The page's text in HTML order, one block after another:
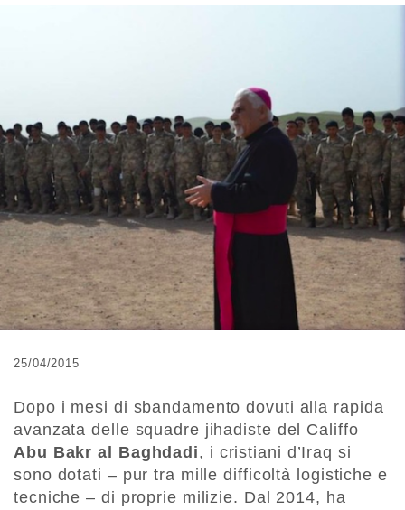
25/04/2015
Dopo i mesi di sbandamento dovuti alla rapida
avanzata delle squadre jihadiste del Califfo
Abu Bakr al Baghdadi, i cristiani d’Iraq si
sono dotati – pur tra mille difficoltà logistiche e
tecniche – di proprie milizie. Dal 2014, ha